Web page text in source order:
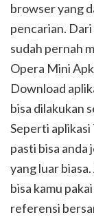
browser yang
pencarian.
sudah pernah
Opera Mini
Download
bisa dilakukan
Seperti
pasti bisa anda
yang luar
bisa kamu
referensi